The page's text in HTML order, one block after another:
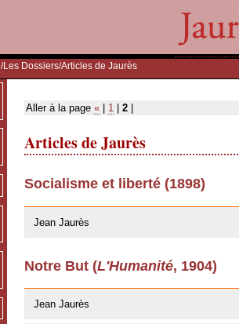
/Les Dossiers/Articles de Jaurès
Aller à la page « 1 2
Articles de Jaurès
Socialisme et liberté (1898)
Jean Jaurès
Notre But (L'Humanité, 1904)
Jean Jaurès